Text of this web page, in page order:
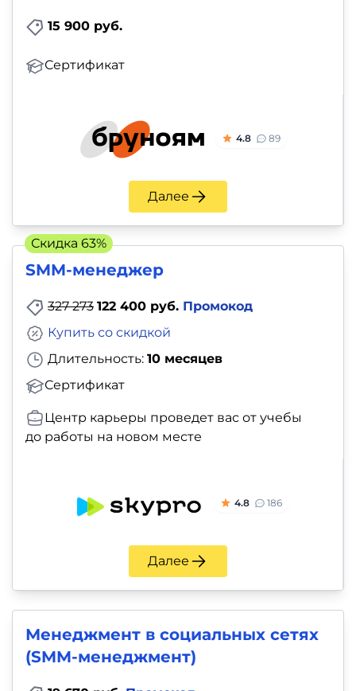
15 900 руб.
Сертификат
4.8 89
Далее
SMM-менеджер
327 273 122 400 руб. Промокод
Длительность: 10 месяцев
Сертификат
Купить со скидкой
Центр карьеры проведет вас от учебы
до работы на новом месте
4.8 186
Далее
Скидка 63%
Менеджмент в социальных сетях
(SMM-менеджмент)